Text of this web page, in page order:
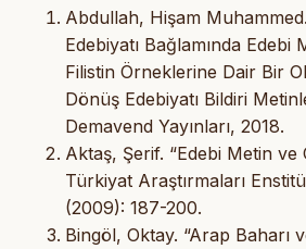
Abdullah, Hişam
Edebiyatı Bağlamında Edebi
Filistin Örneklerine Dair Bir
Dönüş Edebiyatı Bildiri
Demavend Yayınları, 2018.
Aktaş, Şerif. “Edebi Metin ve
Türkiyat Araştırmaları
(2009): 187-200.
Bingöl, Oktay. “Arap Baharı